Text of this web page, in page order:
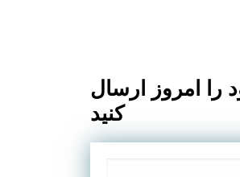
امروز ارسال
کنید